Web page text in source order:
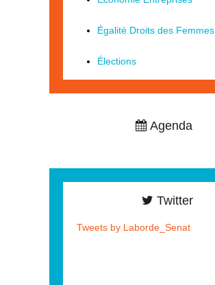
Égalité Droits des Femmes
Élections
Agenda
Twitter
Tweets by Laborde_Senat